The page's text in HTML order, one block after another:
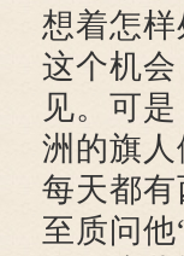
想着怎
这个机
见。可
洲的旗
每天都
至质问